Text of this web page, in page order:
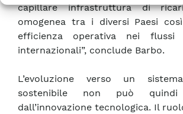
capillare infrastruttura di
omogenea tra i diversi Paesi
efficienza operativa nei
internazionali”, conclude Barbo.
L’evoluzione verso un
sostenibile non può quindi
dall’innovazione tecnologica. Il